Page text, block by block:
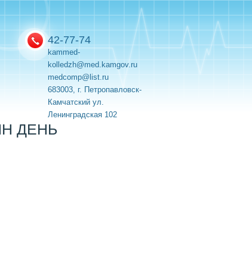
42-77-74
kammed-
kolledzh@med.kamgov.ru
medcomp@list.ru
683003, г. Петропавловск-
Камчатский ул.
Ленинградская 102
ДЕНЬ